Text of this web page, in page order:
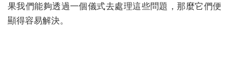
果我們能夠透過一個儀式去處理這些問題，那麼它們便
顯得容易解決。